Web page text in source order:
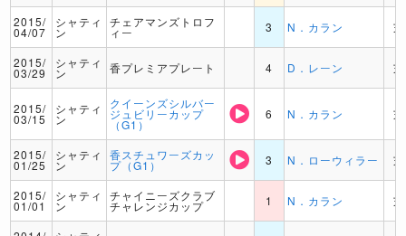
2015/
04/07
シャティ
ン
チェアマンズトロフ
ィー 3 N．カラン 芝
2015/
03/29
シャティ
ン 香プレミアプレート 4 D．レーン 芝
2015/
03/15
シャティ
ン
クイーンズシルバー
ジュビリーカップ
（G1）
6 N．カラン 芝
2015/
01/25
シャティ
ン
香スチュワーズカッ
プ（G1） 3 N．ローウィラー 芝
2015/
01/01
シャティ
ン
チャイニーズクラブ
チャレンジカップ 1 N．カラン 芝